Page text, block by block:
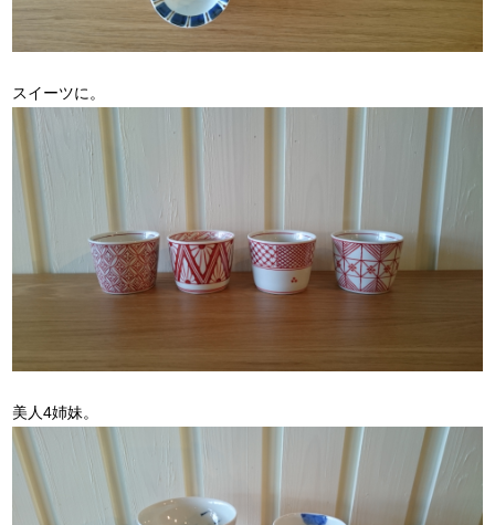
スイーツに。
美人4姉妹。